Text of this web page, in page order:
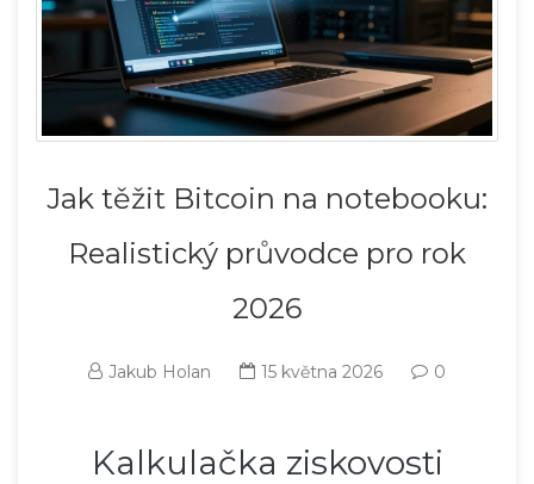
Jak těžit Bitcoin na notebooku:
Realistický průvodce pro rok
2026
Jakub Holan 15 května 2026 0
Kalkulačka ziskovosti